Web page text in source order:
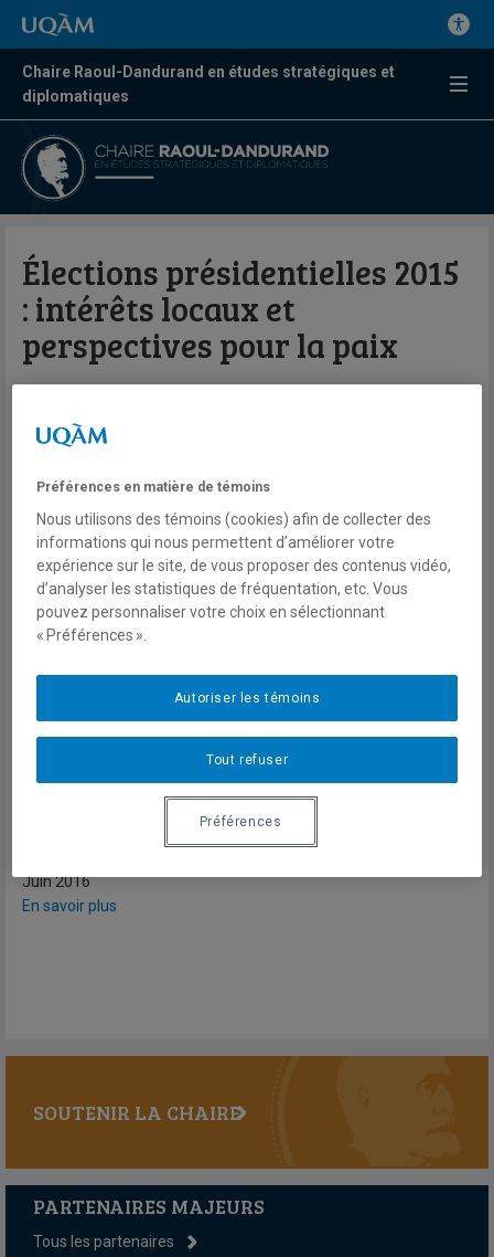
Chaire Raoul-Dandurand en études stratégiques et
diplomatiques
Élections présidentielles 2015
: intérêts locaux et
perspectives pour la paix
résolution des conflits et missions de
paix | Vol.1 No.6
Les élections présidentielles du 25
octobre 2015 se sont déroulées dans
une atmosphère de paix, mais les
résultats soulignent des divisions régionales.
Cet article analyse ce processus électoral en se penchant sur
la dialectique locale/nationale.
Trois problèmes clés définissent les contours de la
problématique ivoirienne au niveau local : le foncier rural, le
DDR et la question de la justice.
Juin 2016
En savoir plus
SOUTENIR LA CHAIRE
PARTENAIRES MAJEURS
Tous les partenaires
Préférences en matière de témoins
Nous utilisons des témoins (cookies) afin de collecter des
informations qui nous permettent d’améliorer votre
expérience sur le site, de vous proposer des contenus vidéo,
d’analyser les statistiques de fréquentation, etc. Vous
pouvez personnaliser votre choix en sélectionnant
« Préférences ».
Tout refuser
Autoriser les témoins
Préférences